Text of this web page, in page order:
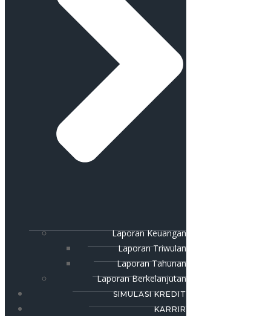
Laporan Keuangan
Laporan Triwulan
Laporan Tahunan
Laporan Berkelanjutan
SIMULASI KREDIT
KARRIR